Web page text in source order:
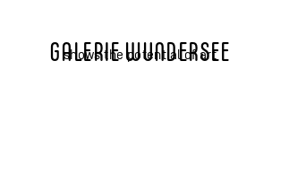
GALERIE WUNDERSEE
shows the potential of art